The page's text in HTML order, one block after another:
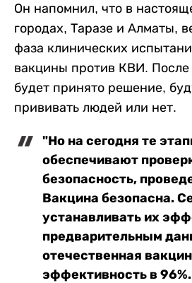
Он напомнил, что в
городах, Таразе и Алматы,
фаза клинических
вакцины против КВИ. После
будет принято решение,
прививать людей или нет.
"Но на сегодня те
обеспечивают
безопасность,
Вакцина безопасна.
устанавливать их
предварительным
отечественная
эффективность в